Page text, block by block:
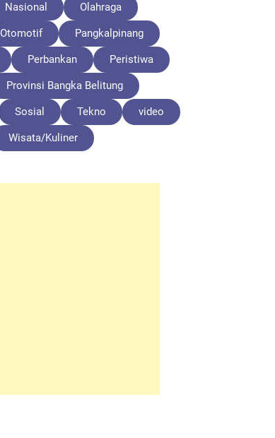
Nasional Olahraga
Otomotif Pangkalpinang
Perbankan Peristiwa
Provinsi Bangka Belitung
Sosial Tekno video
Wisata/Kuliner